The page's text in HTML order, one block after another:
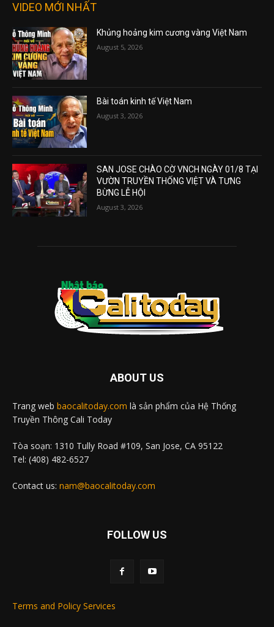
VIDEO MỚI NHẤT
Khủng hoảng kim cương vàng Việt Nam
August 5, 2026
Bài toán kinh tế Việt Nam
August 3, 2026
SAN JOSE CHÀO CỜ VNCH NGÀY 01/8 TẠI
VƯỜN TRUYỀN THỐNG VIỆT VÀ TƯNG
BỪNG LỄ HỘI
August 3, 2026
ABOUT US
Trang web baocalitoday.com là sản phẩm của Hệ Thống
Truyền Thông Cali Today
Tòa soạn: 1310 Tully Road #109, San Jose, CA 95122
Tel: (408) 482-6527
Contact us: nam@baocalitoday.com
FOLLOW US
Terms and Policy Services